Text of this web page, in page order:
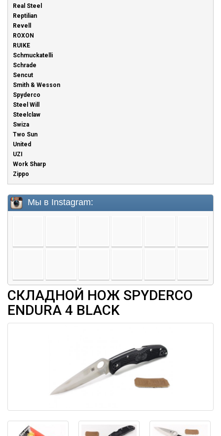
Real Steel
Reptilian
Revell
ROXON
RUIKE
Schmuckatelli
Schrade
Sencut
Smith & Wesson
Spyderco
Steel Will
Steelclaw
Swiza
Two Sun
United
UZI
Work Sharp
Zippo
СКЛАДНОЙ НОЖ SPYDERCO
ENDURA 4 BLACK